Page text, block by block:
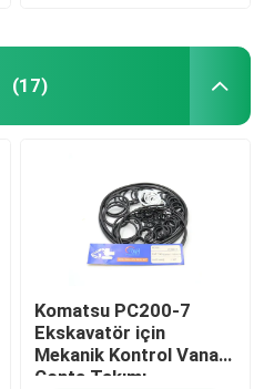
(17)
Komatsu PC200-7
Ekskavatör için
Mekanik Kontrol Vanası
Conta Takımı